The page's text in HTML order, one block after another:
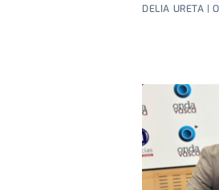
DELIA URETA |